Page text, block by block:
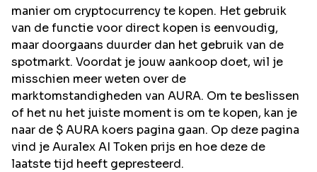
manier om cryptocurrency te kopen. Het gebruik
van de functie voor direct kopen is eenvoudig,
maar doorgaans duurder dan het gebruik van de
spotmarkt. Voordat je jouw aankoop doet, wil je
misschien meer weten over de
marktomstandigheden van AURA. Om te beslissen
of het nu het juiste moment is om te kopen, kan je
naar de $ AURA koers pagina gaan. Op deze pagina
vind je Auralex AI Token prijs en hoe deze de
laatste tijd heeft gepresteerd.